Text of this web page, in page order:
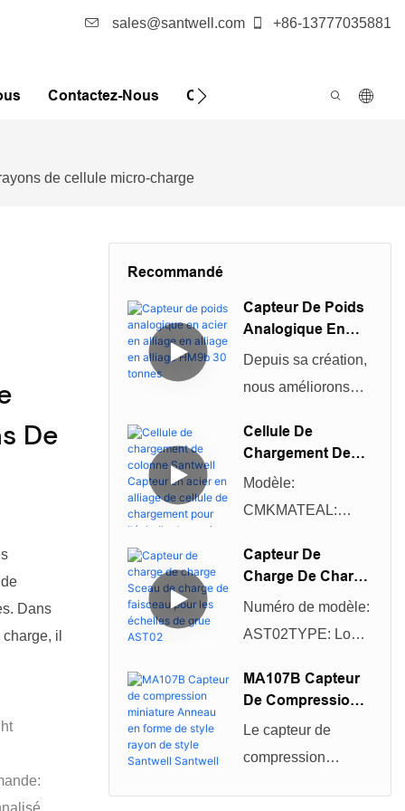
sales@santwell.com +86-13777035881
Contactez-Nous Cas FQA
de cellule micro-charge
De
Dans
il
Recommandé
Capteur De Poids
Analogique En
Acier En Alliage
En Alliage En
Alliage HM9b 30
Depuis sa création,
nous améliorons
capacités
analogique en acier
allié de 30 tonnes
de marque Hm9b
QS pour camions à
bascule à poutre de
cisaillement. Le
produit est adapté à
différentes
utilisations dans les
Cellule De
Chargement De
Colonne Santwell
En Alliage De
Chargement Pour
L'échelle Du
Camion CMK -30T
20T 40T 50T
Modèle:
CMKMATEAL:
STEELRange de
TYPE
CABLECOLUMME
CELLOutput:
700/750 Ω
Capteur De
Charge De Charge
Sceau De Charge
Les Échelles De
Numéro de modèle:
AST02TYPE: Load
Santwellusage:
échelle de ceinture,
Hangling
ScaleDescription: S
MA107B Capteur
De Compression
Miniature Anneau
Rayon De Style
Le capteur de
compression